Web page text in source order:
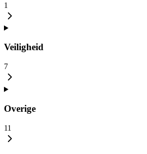
1
Veiligheid
7
Overige
11